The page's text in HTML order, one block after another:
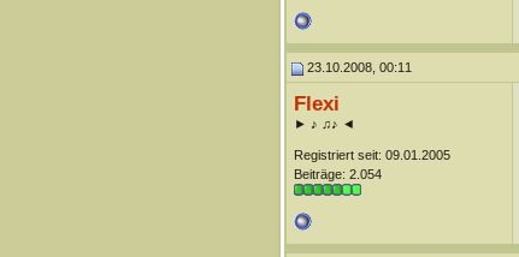
23.10.2008, 00:11
Flexi
► ♪ ♫♪ ◄
Registriert seit: 09.01.2005
Beiträge: 2.054